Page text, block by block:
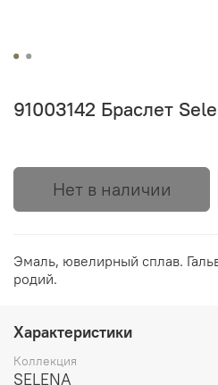
91003142 Браслет
Нет в наличии
Эмаль, ювелирный сплав.
родий.
Характеристики
Коллекция
SELENA